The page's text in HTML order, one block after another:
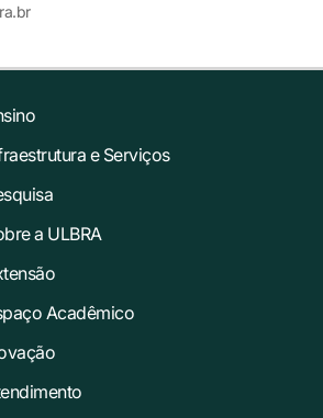
e Serviços
a ULBRA
Acadêmico